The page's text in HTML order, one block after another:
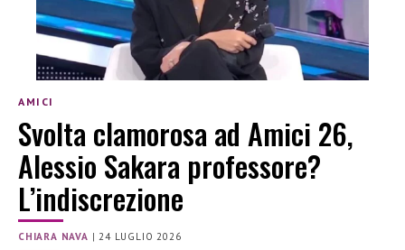
AMICI
Svolta clamorosa ad Amici 26,
Alessio Sakara professore?
L’indiscrezione
CHIARA NAVA | 24 LUGLIO 2026